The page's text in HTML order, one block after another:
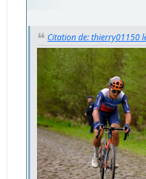
Citation de: thierry01150